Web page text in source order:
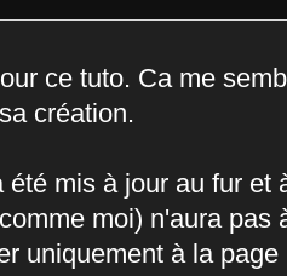
ce tuto. Ca me
création.
été mis à jour au fur et
moi) n'aura pas
uniquement à la page